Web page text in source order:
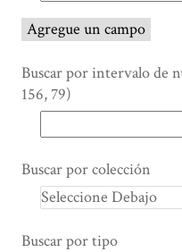
campo
específico":
1
Agregue un campo
Buscar por intervalo de
156, 79)
Buscar por colección
Buscar por tipo